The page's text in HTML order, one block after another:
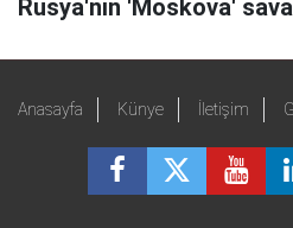
Rusya'nın 'Moskova'
Anasayfa Künye İletişim